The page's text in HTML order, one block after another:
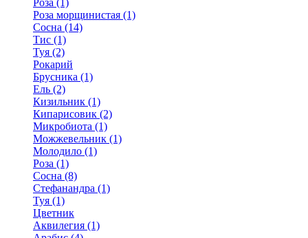
Роза (1)
Роза морщинистая (1)
Сосна (14)
Тис (1)
Туя (2)
Рокарий
Брусника (1)
Ель (2)
Кизильник (1)
Кипарисовик (2)
Микробиота (1)
Можжевельник (1)
Молодило (1)
Роза (1)
Сосна (8)
Стефанандра (1)
Туя (1)
Цветник
Аквилегия (1)